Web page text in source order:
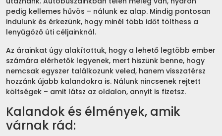
pedig kellemes hűvös – nálunk ez alap. Mindig pontosan
indulunk és érkezünk, hogy minél több időt tölthess a
lenyűgöző úti céljainknál.
Az árainkat úgy alakítottuk, hogy a lehető legtöbb ember
számára elérhetők legyenek, mert hiszünk benne, hogy
nemcsak egyszer találkozunk veled, hanem visszatérsz
hozzánk újabb kalandokra is. Nálunk nincsenek rejtett
költségek – amit látsz az oldalon, annyit is fizetsz.
Kalandok és élmények, amik
várnak rád: